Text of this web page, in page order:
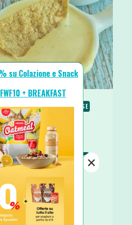
RICETTE
RICETTE BASE
RICETTE LOW CARB
RICETTE SALATE
RICETTE SENZA COTTURA
RICETTE SENZA ZUCCHERO
con Uova
Greco Senza
su Colazione e Snack
+ BREAKFAST
×